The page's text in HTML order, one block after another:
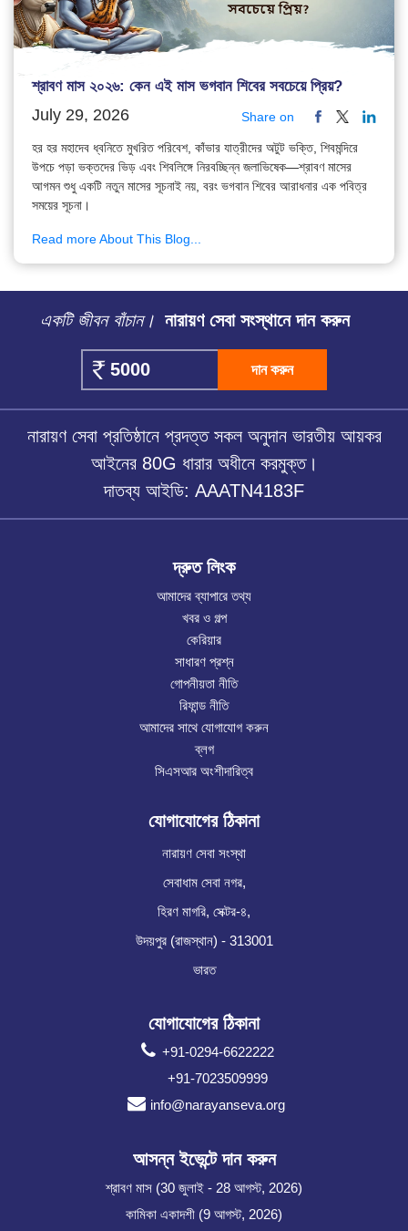
শ্রাবণ মাস ২০২৬: কেন এই মাস ভগবান শিবের সবচেয়ে প্রিয়?
July 29, 2026 Share on
হর হর মহাদেব ধ্বনিতে মুখরিত পরিবেশ, কাঁভার যাত্রীদের অটুট ভক্তি, শিবমন্দিরে
উপচে পড়া ভক্তদের ভিড় এবং শিবলিঙ্গে নিরবচ্ছিন্ন জলাভিষেক—শ্রাবণ মাসের
আগমন শুধু একটি নতুন মাসের সূচনাই নয়, বরং ভগবান শিবের আরাধনার এক পবিত্র
সময়ের সূচনা।
Read more About This Blog...
একটি জীবন বাঁচান। নারায়ণ সেবা সংস্থানে দান করুন
দান করুন
নারায়ণ সেবা প্রতিষ্ঠানে প্রদত্ত সকল অনুদান ভারতীয় আয়কর
আইনের 80G ধারার অধীনে করমুক্ত।
দাতব্য আইডি: AAATN4183F
দ্রুত লিংক
আমাদের ব্যাপারে তথ্য
খবর ও গল্প
কেরিয়ার
সাধারণ প্রশ্ন
গোপনীয়তা নীতি
রিফান্ড নীতি
আমাদের সাথে যোগাযোগ করুন
ব্লগ
সিএসআর অংশীদারিত্ব
যোগাযোগের ঠিকানা
নারায়ণ সেবা সংস্থা
সেবাধাম সেবা নগর,
হিরণ মাগরি, সেক্টর-৪,
উদয়পুর (রাজস্থান) - 313001
ভারত
যোগাযোগের ঠিকানা
+91-0294-6622222
+91-7023509999
info@narayanseva.org
আসন্ন ইভেন্টে দান করুন
শ্রাবণ মাস (30 জুলাই - 28 আগস্ট, 2026)
কামিকা একাদশী (9 আগস্ট, 2026)